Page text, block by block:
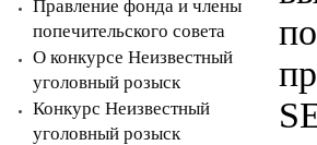
Правление фонда и члены
попечительского совета
О конкурсе Неизвестный
уголовный розыск
Конкурс Неизвестный
уголовный розыск